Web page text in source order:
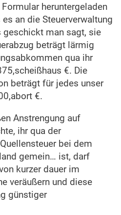
heruntergeladen
an die Steuerverwaltung
geschickt man sagt, sie
beträgt lärmig
qua ihr
€. Die
beträgt für jedes unser
€.
Anstrengung auf
ihr qua der
bei dem
gemein… ist, darf
kurzer dauer im
veräußern und diese
günstiger